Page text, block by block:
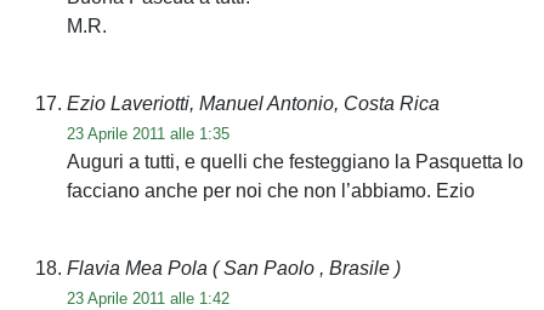
M.R.
Ezio Laveriotti, Manuel Antonio, Costa Rica
23 Aprile 2011 alle 1:35
Auguri a tutti, e quelli che festeggiano la Pasquetta lo
facciano anche per noi che non l’abbiamo. Ezio
Flavia Mea Pola ( San Paolo , Brasile )
23 Aprile 2011 alle 1:42